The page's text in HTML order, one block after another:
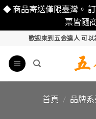
◆ 商品寄送僅限臺灣。
票皆隨
content
歡迎來到五金達人 可
首頁 / 品牌系